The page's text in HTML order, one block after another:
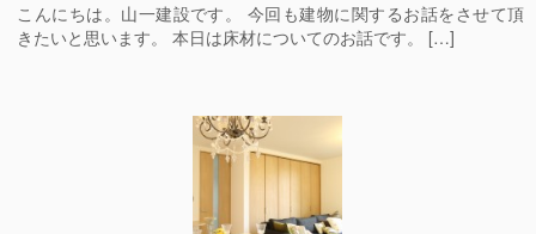
こんにちは。山一建設です。 今回も建物に関するお話をさせて頂
きたいと思います。 本日は床材についてのお話です。 […]